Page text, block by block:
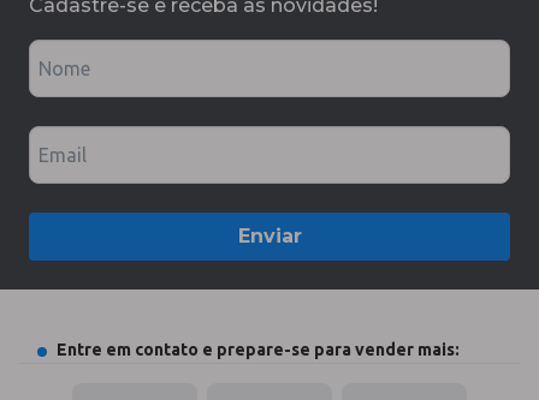
Cadastre-se e receba as novidades!
Nome
Email
Enviar
Entre em contato e prepare-se para vender mais: